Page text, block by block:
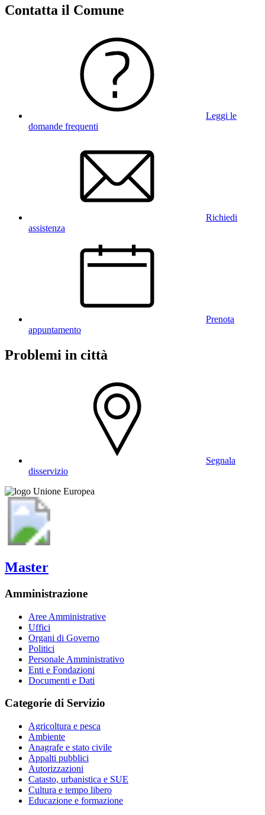
Contatta il Comune
Leggi le
domande frequenti
Richiedi
assistenza
Prenota
appuntamento
Problemi in città
Segnala
disservizio
Master
Amministrazione
Aree Amministrative
Uffici
Organi di Governo
Politici
Personale Amministrativo
Enti e Fondazioni
Documenti e Dati
Categorie di Servizio
Agricoltura e pesca
Ambiente
Anagrafe e stato civile
Appalti pubblici
Autorizzazioni
Catasto, urbanistica e SUE
Cultura e tempo libero
Educazione e formazione